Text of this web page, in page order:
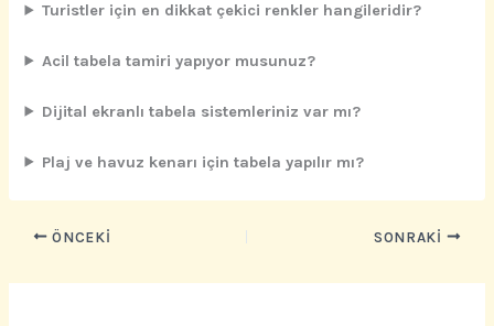
Turistler için en dikkat çekici renkler hangileridir?
Acil tabela tamiri yapıyor musunuz?
Dijital ekranlı tabela sistemleriniz var mı?
Plaj ve havuz kenarı için tabela yapılır mı?
ÖNCEKI SONRAKI